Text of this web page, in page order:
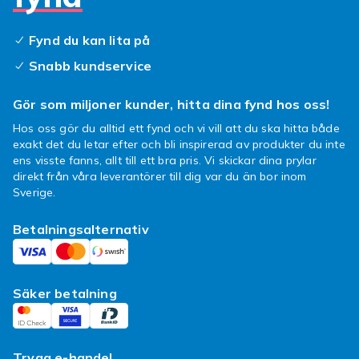
mobiltelefonereller titta på
Fynd du kan lita på
Snabb kundservice
Gör som miljoner kunder, hitta dina fynd hos oss!
Hos oss gör du alltid ett fynd och vi vill att du ska hitta både
exakt det du letar efter och bli inspirerad av produkter du inte
ens visste fanns, allt till ett bra pris. Vi skickar dina prylar
direkt från våra leverantörer till dig var du än bor inom
Sverige.
Betalningsalternativ
Säker betalning